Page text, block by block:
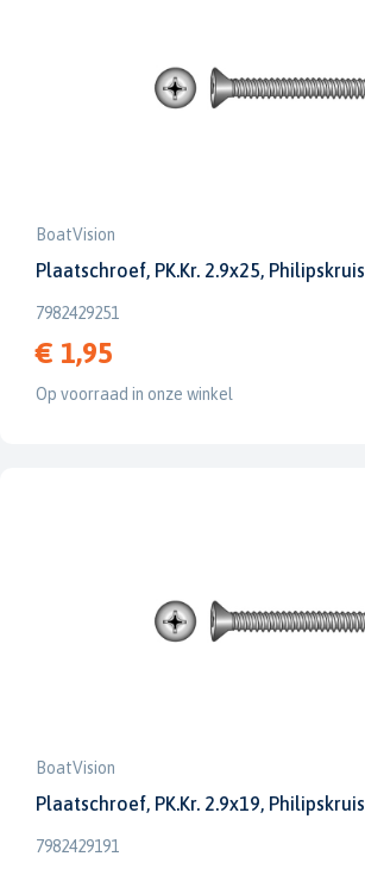
BoatVision
Plaatschroef, PK.Kr. 2.9x25, Philipskruis
7982429251
€ 1,95
Op voorraad in onze winkel
BoatVision
Plaatschroef, PK.Kr. 2.9x19, Philipskruis
7982429191